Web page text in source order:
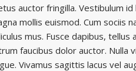
auctor fringilla. Vestibulum
mollis euismod. Cum sociis
mus. Fusce dapibus,
faucibus dolor auctor. Nulla
Vivamus sagittis lacus vel